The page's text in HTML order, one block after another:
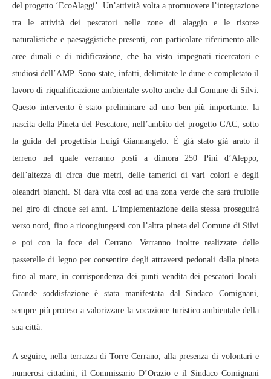
del progetto ‘EcoAlaggi’. Un’attività volta a promuovere l’integrazione
tra le attività dei pescatori nelle zone di alaggio e le risorse
naturalistiche e paesaggistiche presenti, con particolare riferimento alle
aree dunali e di nidificazione, che ha visto impegnati ricercatori e
studiosi dell’AMP. Sono state, infatti, delimitate le dune e completato il
lavoro di riqualificazione ambientale svolto anche dal Comune di Silvi.
Questo intervento è stato preliminare ad uno ben più importante: la
nascita della Pineta del Pescatore, nell’ambito del progetto GAC, sotto
la guida del progettista Luigi Giannangelo. É già stato già arato il
terreno nel quale verranno posti a dimora 250 Pini d’Aleppo,
dell’altezza di circa due metri, delle tamerici di vari colori e degli
oleandri bianchi. Si darà vita così ad una zona verde che sarà fruibile
nel giro di cinque sei anni. L’implementazione della stessa proseguirà
verso nord, fino a ricongiungersi con l’altra pineta del Comune di Silvi
e poi con la foce del Cerrano. Verranno inoltre realizzate delle
passerelle di legno per consentire degli attraversi pedonali dalla pineta
fino al mare, in corrispondenza dei punti vendita dei pescatori locali.
Grande soddisfazione è stata manifestata dal Sindaco Comignani,
sempre più proteso a valorizzare la vocazione turistico ambientale della
sua città.
A seguire, nella terrazza di Torre Cerrano, alla presenza di volontari e
numerosi cittadini, il Commissario D’Orazio e il Sindaco Comignani